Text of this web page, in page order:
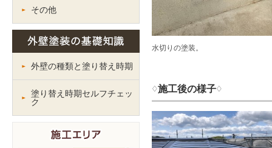
水切りの塗装。
♢施工後の様子♢
その他
外壁の種類と塗り替え時期
塗り替え時期セルフチェッ
ク